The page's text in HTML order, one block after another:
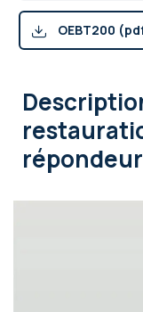
OEBT200
répondeur